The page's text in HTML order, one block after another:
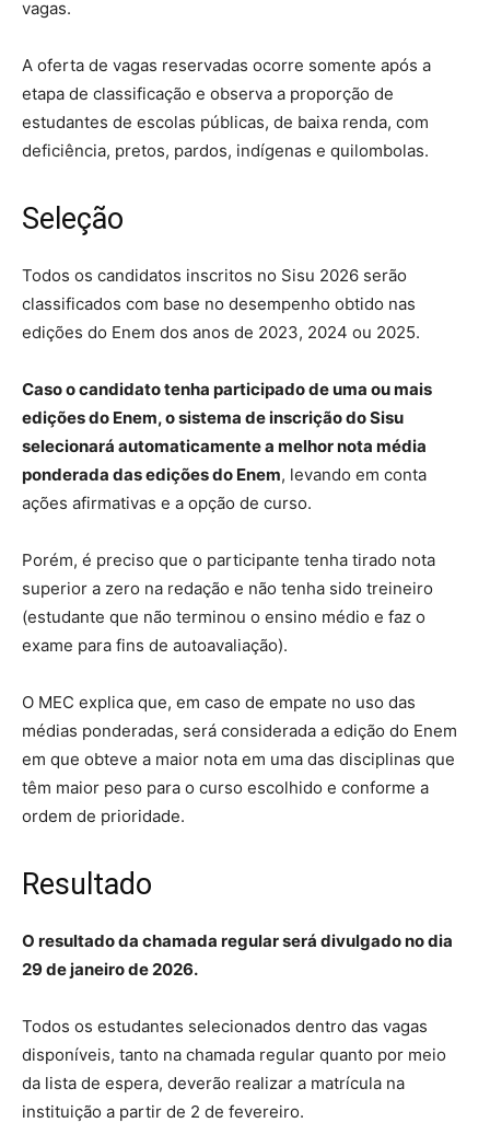
vagas.
A oferta de vagas reservadas ocorre somente após a
etapa de classificação e observa a proporção de
estudantes de escolas públicas, de baixa renda, com
deficiência, pretos, pardos, indígenas e quilombolas.
Seleção
Todos os candidatos inscritos no Sisu 2026 serão
classificados com base no desempenho obtido nas
edições do Enem dos anos de 2023, 2024 ou 2025.
Caso o candidato tenha participado de uma ou mais
edições do Enem, o sistema de inscrição do Sisu
selecionará automaticamente a melhor nota média
ponderada das edições do Enem, levando em conta
ações afirmativas e a opção de curso.
Porém, é preciso que o participante tenha tirado nota
superior a zero na redação e não tenha sido treineiro
(estudante que não terminou o ensino médio e faz o
exame para fins de autoavaliação).
O MEC explica que, em caso de empate no uso das
médias ponderadas, será considerada a edição do Enem
em que obteve a maior nota em uma das disciplinas que
têm maior peso para o curso escolhido e conforme a
ordem de prioridade.
Resultado
O resultado da chamada regular será divulgado no dia
29 de janeiro de 2026.
Todos os estudantes selecionados dentro das vagas
disponíveis, tanto na chamada regular quanto por meio
da lista de espera, deverão realizar a matrícula na
instituição a partir de 2 de fevereiro.